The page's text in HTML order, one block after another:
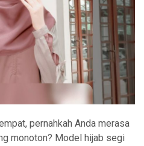
pernahkah Anda merasa
monoton? Model hijab segi